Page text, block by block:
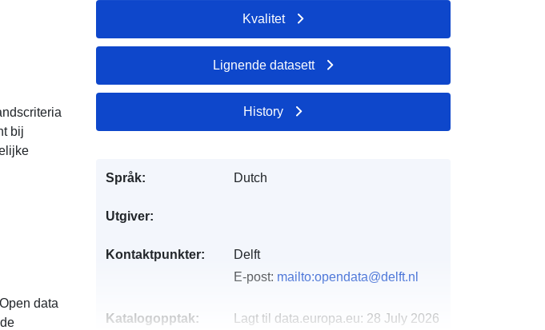
bij
data
Kvalitet
Lignende datasett
History
Språk: Dutch
Utgiver:
Kontaktpunkter:
Delft
E-post: mailto:opendata@delft.nl
Katalogopptak: Lagt til data.europa.eu: 28 July 2026